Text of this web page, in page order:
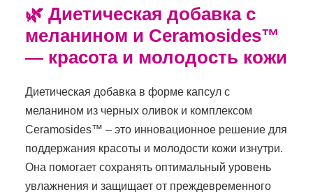
🌿 Диетическая добавка с
меланином и Ceramosides™
— красота и молодость кожи
Диетическая добавка в форме капсул с
меланином из черных оливок и комплексом
Ceramosides™ – это инновационное решение для
поддержания красоты и молодости кожи изнутри.
Она помогает сохранять оптимальный уровень
увлажнения и защищает от преждевременного